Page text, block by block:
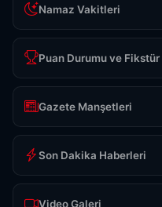
Namaz Vakitleri
Puan Durumu ve Fikstür
Gazete Manşetleri
Son Dakika Haberleri
Video Galeri